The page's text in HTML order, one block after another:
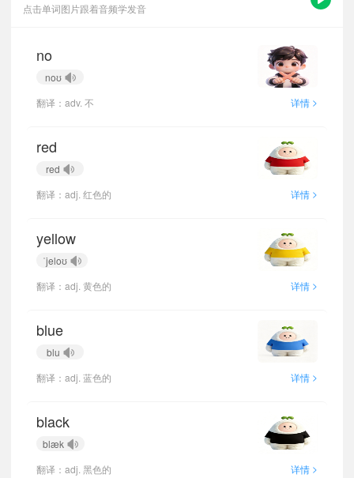
点击单词图片跟着音频学发音
no
noʊ
翻译：adv. 不
详情 >
red
red
翻译：adj. 红色的
详情 >
yellow
ˈjeloʊ
翻译：adj. 黄色的
详情 >
blue
blu
翻译：adj. 蓝色的
详情 >
black
blæk
翻译：adj. 黑色的
详情 >